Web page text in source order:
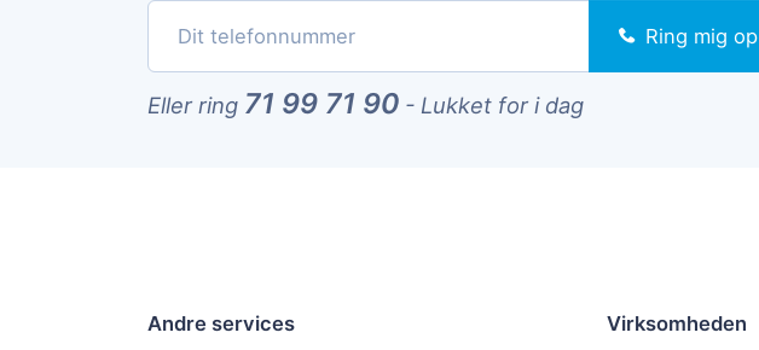
Ring mig op
Eller ring 71 99 71 90 - Lukket for i dag
Andre services Virksomheden